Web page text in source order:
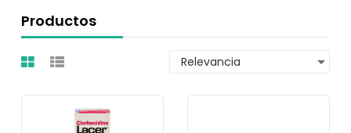
Productos